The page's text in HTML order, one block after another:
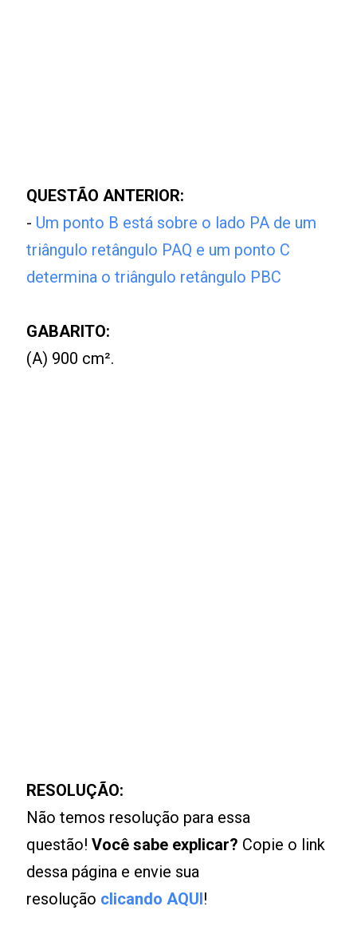
QUESTÃO ANTERIOR:
- Um ponto B está sobre o lado PA de um
triângulo retângulo PAQ e um ponto C
determina o triângulo retângulo PBC
GABARITO:
(A) 900 cm².
RESOLUÇÃO:
Não temos resolução para essa
questão!Você sabe explicar? Copie o link
dessa página e envie sua
resolução clicando AQUI!